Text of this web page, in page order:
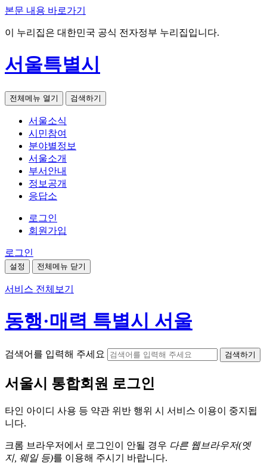
본문 내용 바로가기
이 누리집은 대한민국 공식 전자정부 누리집입니다.
서울특별시
전체메뉴 열기 검색하기
서울소식
시민참여
분야별정보
서울소개
부서안내
정보공개
응답소
로그인
회원가입
로그인
설정 전체메뉴 닫기
서비스 전체보기
동행·매력 특별시 서울
검색어를 입력해 주세요 검색하기
서울시 통합회원 로그인
타인 아이디 사용 등 약관 위반 행위 시 서비스 이용이 중지됩
니다.
크롬 브라우저에서 로그인이 안될 경우 다른 웹브라우저(엣
지, 웨일 등)를 이용해 주시기 바랍니다.